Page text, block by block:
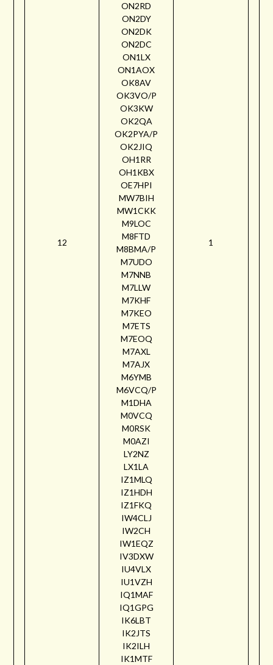
12
ON2RD
ON2DY
ON2DK
ON2DC
ON1LX
ON1AOX
OK8AV
OK3VO/P
OK3KW
OK2QA
OK2PYA/P
OK2JIQ
OH1RR
OH1KBX
OE7HPI
MW7BIH
MW1CKK
M9LOC
M8FTD
M8BMA/P
M7UDO
M7NNB
M7LLW
M7KHF
M7KEO
M7ETS
M7EOQ
M7AXL
M7AJX
M6YMB
M6VCQ/P
M1DHA
M0VCQ
M0RSK
M0AZI
LY2NZ
LX1LA
IZ1MLQ
IZ1HDH
IZ1FKQ
IW4CLJ
IW2CH
IW1EQZ
IV3DXW
IU4VLX
IU1VZH
IQ1MAF
IQ1GPG
IK6LBT
IK2JTS
IK2ILH
IK1MTF
1